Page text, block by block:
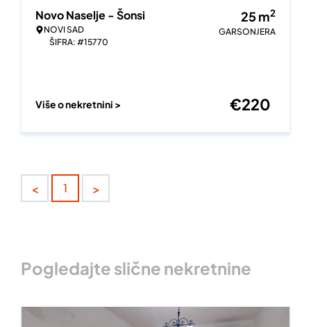
Novo Naselje - Šonsi
NOVI SAD
ŠIFRA: #15770
25m2
GARSONJERA
Više o nekretnini > €220
< 1 >
Pogledajte slične nekretnine